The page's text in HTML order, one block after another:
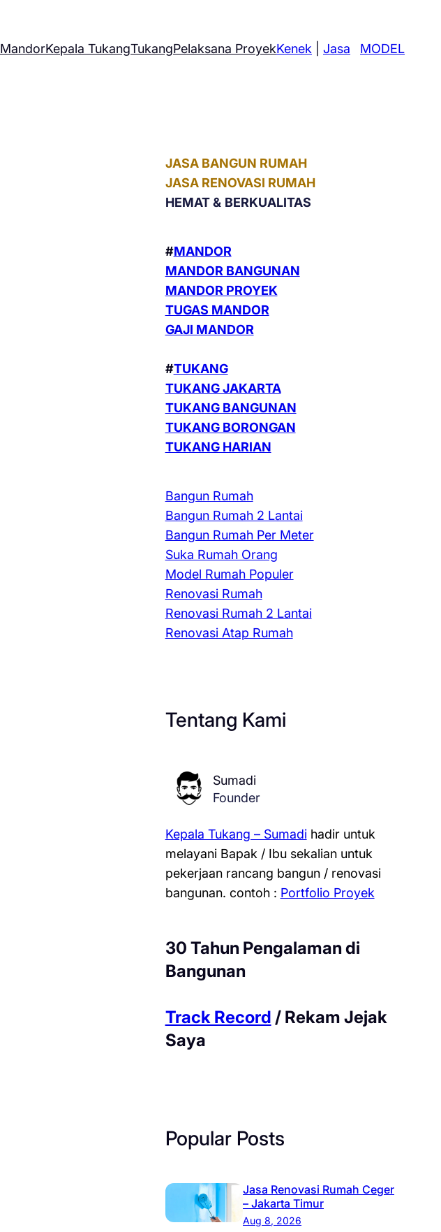
MandorKepala TukangTukangPelaksana ProyekKenek |Jasa MODEL
JASA BANGUN RUMAH
JASA RENOVASI RUMAH
HEMAT & BERKUALITAS
#MANDOR
MANDOR BANGUNAN
MANDOR PROYEK
TUGAS MANDOR
GAJI MANDOR
#TUKANG
TUKANG JAKARTA
TUKANG BANGUNAN
TUKANG BORONGAN
TUKANG HARIAN
Bangun Rumah
Bangun Rumah 2 Lantai
Bangun Rumah Per Meter
Suka Rumah Orang
Model Rumah Populer
Renovasi Rumah
Renovasi Rumah 2 Lantai
Renovasi Atap Rumah
Tentang Kami
Sumadi
Founder
Kepala Tukang – Sumadihadir untuk
melayani Bapak / Ibu sekalian untuk
pekerjaan rancang bangun / renovasi
bangunan. contoh : Portfolio Proyek
30 Tahun Pengalaman di
Bangunan
Track Record / Rekam Jejak
Saya
Popular Posts
Jasa Renovasi Rumah Ceger
– Jakarta Timur
Aug 8, 2026